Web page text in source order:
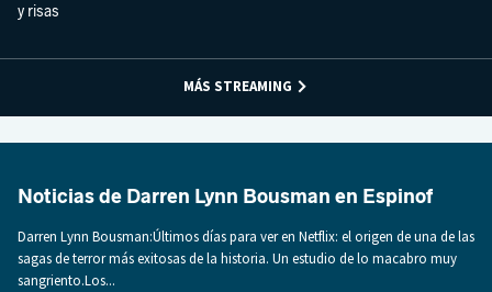
y risas
MÁS STREAMING
Noticias de Darren Lynn Bousman en Espinof
Darren Lynn Bousman:Últimos días para ver en Netflix: el origen de una de las
sagas de terror más exitosas de la historia. Un estudio de lo macabro muy
sangriento.Los...